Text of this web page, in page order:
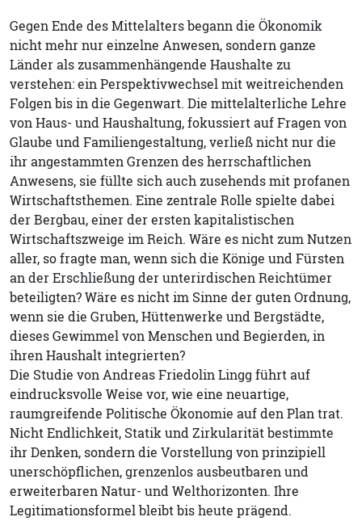
Gegen Ende des Mittelalters begann die Ökonomik
nicht mehr nur einzelne Anwesen, sondern ganze
Länder als zusammenhängende Haushalte zu
verstehen: ein Perspektivwechsel mit weitreichenden
Folgen bis in die Gegenwart. Die mittelalterliche Lehre
von Haus- und Haushaltung, fokussiert auf Fragen von
Glaube und Familiengestaltung, verließ nicht nur die
ihr angestammten Grenzen des herrschaftlichen
Anwesens, sie füllte sich auch zusehends mit profanen
Wirtschaftsthemen. Eine zentrale Rolle spielte dabei
der Bergbau, einer der ersten kapitalistischen
Wirtschaftszweige im Reich. Wäre es nicht zum Nutzen
aller, so fragte man, wenn sich die Könige und Fürsten
an der Erschließung der unterirdischen Reichtümer
beteiligten? Wäre es nicht im Sinne der guten Ordnung,
wenn sie die Gruben, Hüttenwerke und Bergstädte,
dieses Gewimmel von Menschen und Begierden, in
ihren Haushalt integrierten?
Die Studie von Andreas Friedolin Lingg führt auf
eindrucksvolle Weise vor, wie eine neuartige,
raumgreifende Politische Ökonomie auf den Plan trat.
Nicht Endlichkeit, Statik und Zirkularität bestimmte
ihr Denken, sondern die Vorstellung von prinzipiell
unerschöpflichen, grenzenlos ausbeutbaren und
erweiterbaren Natur- und Welthorizonten. Ihre
Legitimationsformel bleibt bis heute prägend.